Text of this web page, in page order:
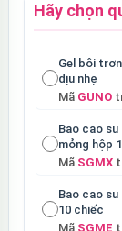
Hãy chọn
Gel bôi
dịu nhẹ
Mã GUNO
Bao cao su
mỏng hộp
Mã SGMX
Bao cao su
10 chiếc
Mã SGME